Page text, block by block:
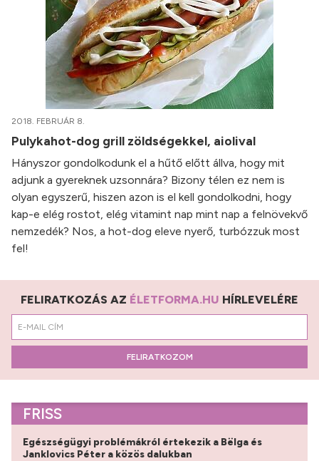
2018. FEBRUÁR 8.
Pulykahot-dog grill zöldségekkel, aiolival
Hányszor gondolkodunk el a hűtő előtt állva, hogy mit
adjunk a gyereknek uzsonnára? Bizony télen ez nem is
olyan egyszerű, hiszen azon is el kell gondolkodni, hogy
kap-e elég rostot, elég vitamint nap mint nap a felnövekvő
nemzedék? Nos, a hot-dog eleve nyerő, turbózzuk most
fel!
FELIRATKOZÁS AZ ÉLETFORMA.HU HÍRLEVELÉRE
FELIRATKOZOM
FRISS
Egészségügyi problémákról értekezik a Bëlga és
Janklovics Péter a közös dalukban